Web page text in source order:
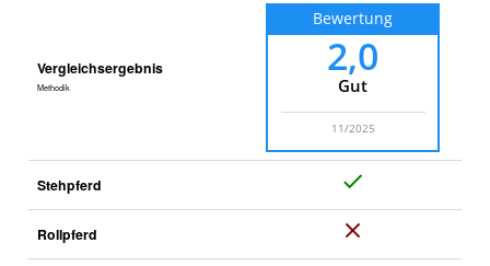
Vergleichsergebnis
Methodik
Bewertung
2,0
Gut
11/2025
Stehpferd
a
Rollpferd
e